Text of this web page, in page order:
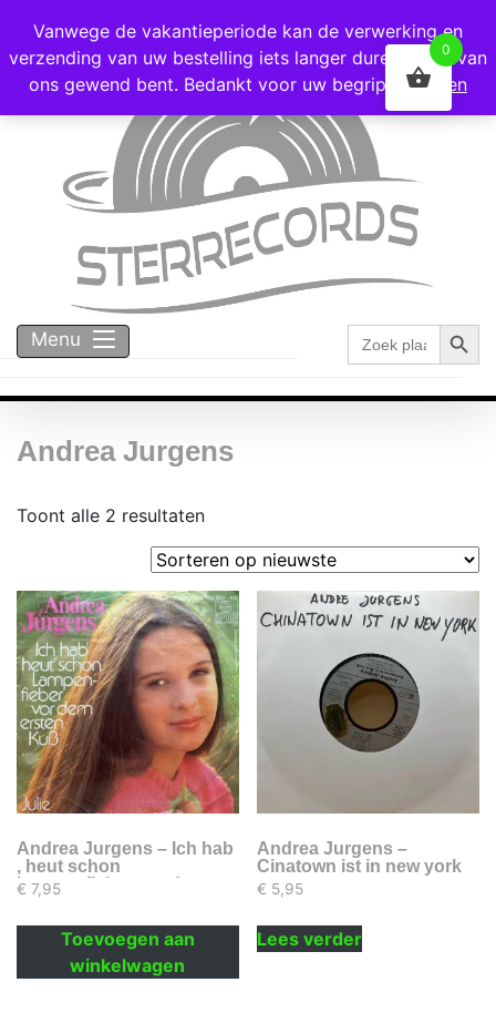
Voor 16:00 besteld = vandaag verzonden!
Menu
Zoek
naar:
Andrea Jurgens
Toont alle 2 resultatenGesorteerd
op
nieuwste
Andrea Jurgens – Ich hab
, heut schon
Lampenfieber vor dem
ersten Kub
€ 7,95
Toevoegen aan
winkelwagen
Andrea Jurgens –
Cinatown ist in new york
€ 5,95
Lees verder
Vanwege de vakantieperiode kan de verwerking en
verzending van uw bestelling iets langer duren dan u van
ons gewend bent. Bedankt voor uw begrip!
Negeren
0